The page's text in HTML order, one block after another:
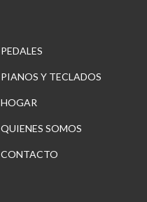
PEDALES
PIANOS Y TECLADOS
HOGAR
QUIENES SOMOS
CONTACTO